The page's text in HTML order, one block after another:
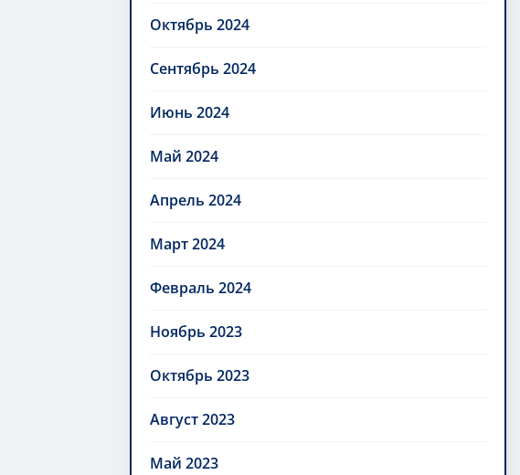
Октябрь 2024
Сентябрь 2024
Июнь 2024
Май 2024
Апрель 2024
Март 2024
Февраль 2024
Ноябрь 2023
Октябрь 2023
Август 2023
Май 2023